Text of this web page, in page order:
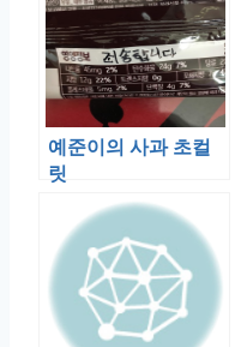
예준이의 사과 초컬
릿